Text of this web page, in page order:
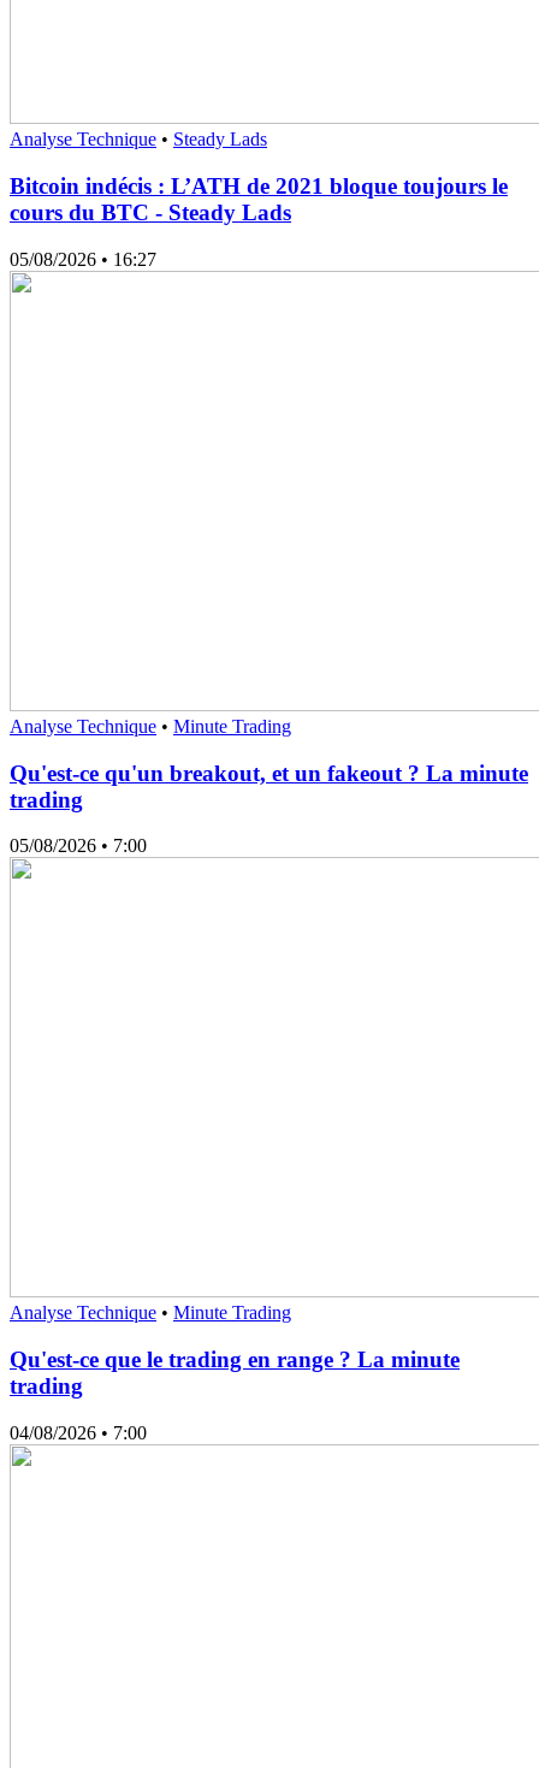
Analyse Technique • Steady Lads
Bitcoin indécis : L’ATH de 2021 bloque toujours le
cours du BTC - Steady Lads
05/08/2026 • 16:27
Analyse Technique • Minute Trading
Qu'est-ce qu'un breakout, et un fakeout ? La minute
trading
05/08/2026 • 7:00
Analyse Technique • Minute Trading
Qu'est-ce que le trading en range ? La minute
trading
04/08/2026 • 7:00